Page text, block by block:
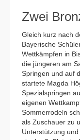
Zwei
Gleich kurz nach
Bayerische
Wettkämpfen in
die jüngeren am
Springen und auf
startete Magda
Spezialspringen
eigenen
Sommerrodeln
als Zuschauer zu
Unterstützung